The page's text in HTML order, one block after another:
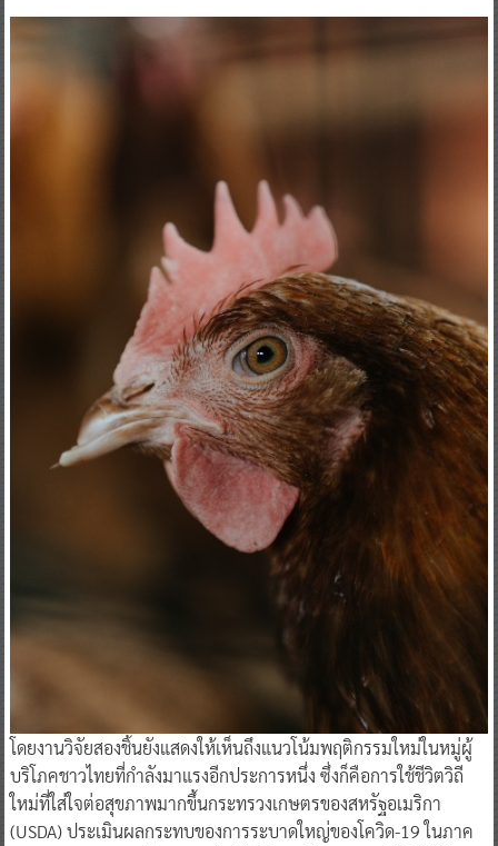
โดยงานวิจัยสองชิ้นยังแสดงให้เห็นถึงแนวโน้มพฤติกรรมใหม่ในหมู่ผู้
บริโภคชาวไทยที่กำลังมาแรงอีกประการหนึ่ง ซึ่งก็คือการใช้ชีวิตวิถี
ใหม่ที่ใส่ใจต่อสุขภาพมากขึ้นกระทรวงเกษตรของสหรัฐอเมริกา
(USDA) ประเมินผลกระทบของการระบาดใหญ่ของโควิด-19 ในภาค